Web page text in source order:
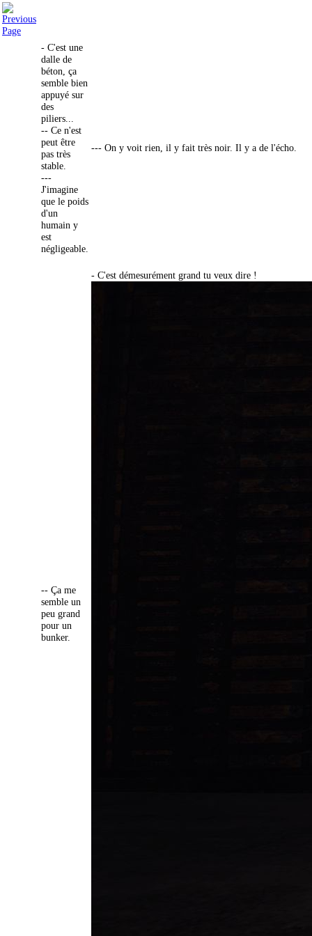
- C'est une
dalle de
béton, ça
semble bien
appuyé sur
des
piliers...
-- Ce n'est
peut être
pas très
stable.
---
J'imagine
que le poids
d'un
humain y
est
négligeable.
--- On y voit rien, il y fait très noir. Il y a de l'écho.
-- Ça me
semble un
peu grand
pour un
bunker.
- C'est démesurément grand tu veux dire !